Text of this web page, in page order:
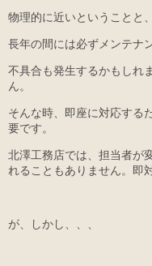
物理的に近いということと
長年の間には必ずメンテナ
不具合も発生するかもしれ
ん。
そんな時、即座に対応する
要です。
北澤工務店では、担当者が
れることもありません。即
が、しかし、、、